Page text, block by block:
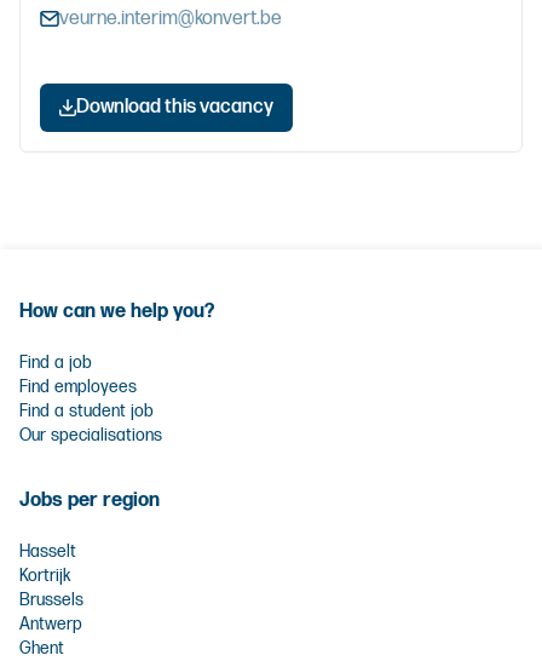
veurne.interim@konvert.be
Download this vacancy
How can we help you?
Find a job
Find employees
Find a student job
Our specialisations
Jobs per region
Hasselt
Kortrijk
Brussels
Antwerp
Ghent